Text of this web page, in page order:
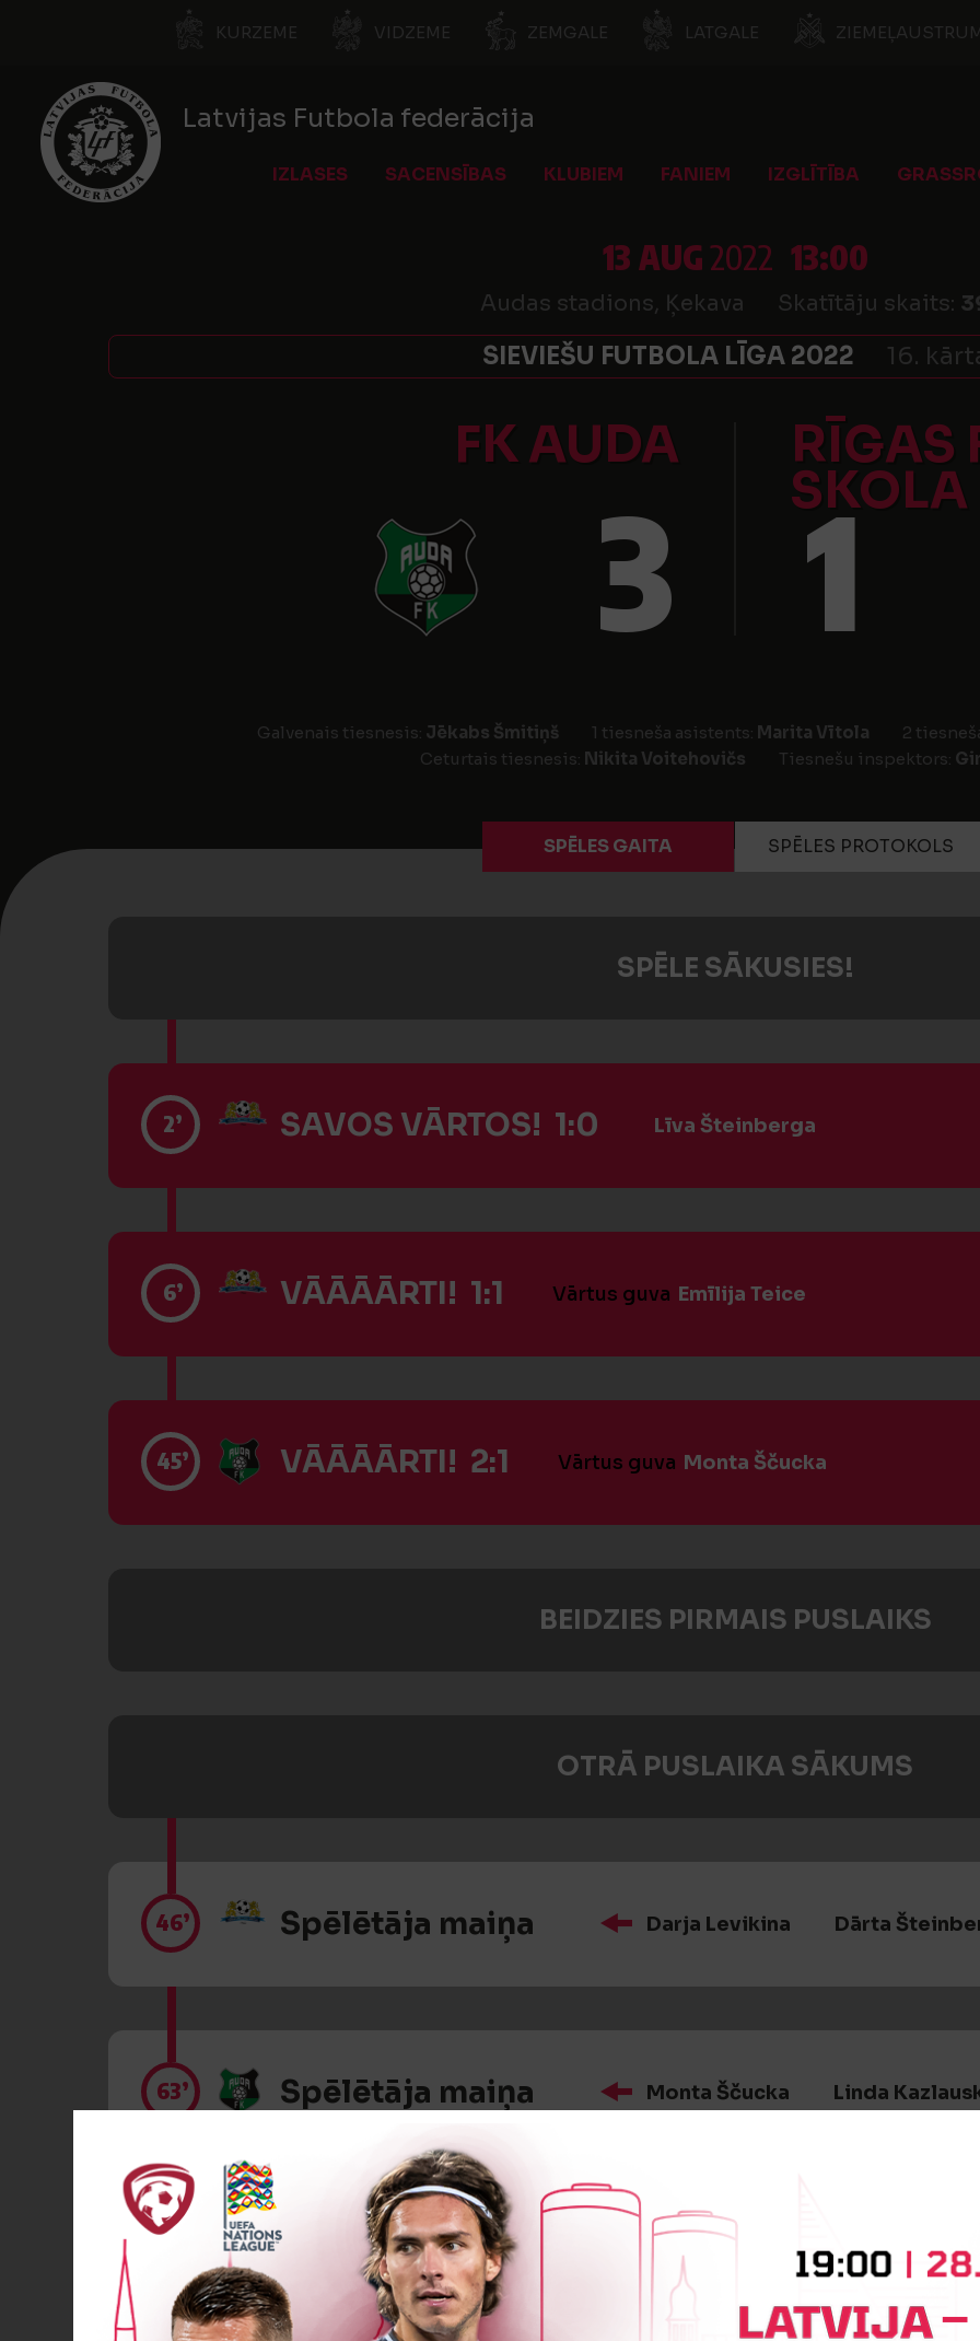
KURZEME VIDZEME ZEMGALE LATGALE
Latvijas Futbola federācija
IZLASES SACENSĪBAS KLUBIEM FANIEM IZGLĪTĪBA
13 AUG2022 13:00
Audas stadions, Ķekava Skatītāju skaits:
SIEVIEŠU FUTBOLA LĪGA 2022 16.
FK AUDA RĪGAS
SKOLA
3 1
Galvenais tiesnesis: Jēkabs Šmitiņš 1 tiesneša asistents: Marita Vītola
2
Ceturtais tiesnesis: Nikita Voitehovičs Tiesnešu inspektors:
SPĒLES GAITA SPĒLES PROTOKOLS
SPĒLE SĀKUSIES!
2’ SAVOS VĀRTOS! 1:0 Līva Šteinberga
6’ VĀĀĀĀRTI! 1:1 Vārtus guva Emīlija Teice
45’ VĀĀĀĀRTI! 2:1 Vārtus guva Monta Ščucka
BEIDZIES PIRMAIS PUSLAIKS
OTRĀ PUSLAIKA SĀKUMS
46’ Spēlētāja maiņa Darja Levikina Dārta
63’ Spēlētāja maiņa Monta Ščucka Linda
Spēlētāja maiņa Kristiāna Gorkša Krista Elva